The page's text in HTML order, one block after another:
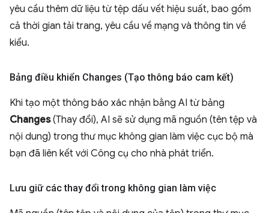
yêu cầu thêm dữ liệu từ tệp dấu vết hiệu suất, bao gồm
cả thời gian tải trang, yêu cầu về mạng và thông tin về
kiểu.
Bảng điều khiển Changes (Tạo thông báo cam kết)
Khi tạo một thông báo xác nhận bằng AI từ bảng
Changes(Thay đổi), AI sẽ sử dụng mã nguồn (tên tệp và
nội dung) trong thư mục không gian làm việc cục bộ mà
bạn đã liên kết với Công cụ cho nhà phát triển.
Lưu giữ các thay đổi trong không gian làm việc